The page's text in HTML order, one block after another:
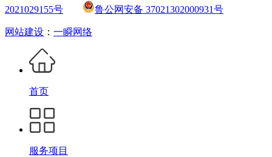
2021029155号
鲁公网安备 37021302000931号
网站建设 ： 一瞬网络
首页
服务项目